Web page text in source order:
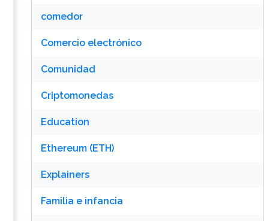
comedor
Comercio electrónico
Comunidad
Criptomonedas
Education
Ethereum (ETH)
Explainers
Familia e infancia